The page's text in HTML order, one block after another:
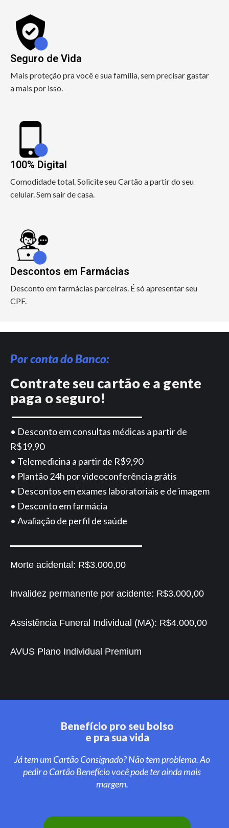
Seguro de Vida
Mais proteção pra você e sua família, sem precisar gastar
a mais por isso.
100% Digital
Comodidade total. Solicite seu Cartão a partir do seu
celular. Sem sair de casa.
Descontos em Farmácias
Desconto em farmácias parceiras. É só apresentar seu
CPF.
Por conta do Banco:
Contrate seu cartão e a gente
paga o seguro!
• Desconto em consultas médicas a partir de
R$19,90
• Telemedicina a partir de R$9,90
• Plantão 24h por videoconferência grátis
• Descontos em exames laboratoriais e de imagem
• Desconto em farmácia
• Avaliação de perfil de saúde
Morte acidental: R$3.000,00
Invalidez permanente por acidente: R$3.000,00
Assistência Funeral Individual (MA): R$4.000,00
AVUS Plano Individual Premium
Benefício pro seu bolso
e pra sua vida
Já tem um Cartão Consignado? Não tem problema. Ao
pedir o Cartão Benefício você pode ter ainda mais
margem.